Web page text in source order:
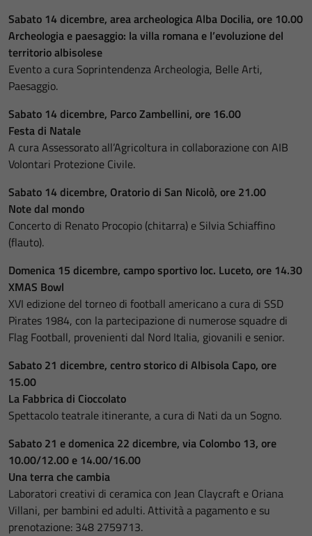
Sabato 14 dicembre, area archeologica Alba Docilia, ore 10.00
Archeologia e paesaggio: la villa romana e l’evoluzione del
territorio albisolese
Evento a cura Soprintendenza Archeologia, Belle Arti,
Paesaggio.
Sabato 14 dicembre, Parco Zambellini, ore 16.00
Festa di Natale
A cura Assessorato all’Agricoltura in collaborazione con AIB
Volontari Protezione Civile.
Sabato 14 dicembre, Oratorio di San Nicolò, ore 21.00
Note dal mondo
Concerto di Renato Procopio (chitarra) e Silvia Schiaffino
(flauto).
Domenica 15 dicembre, campo sportivo loc. Luceto, ore 14.30
XMAS Bowl
XVI edizione del torneo di football americano a cura di SSD
Pirates 1984, con la partecipazione di numerose squadre di
Flag Football, provenienti dal Nord Italia, giovanili e senior.
Sabato 21 dicembre, centro storico di Albisola Capo, ore
15.00
La Fabbrica di Cioccolato
Spettacolo teatrale itinerante, a cura di Nati da un Sogno.
Sabato 21 e domenica 22 dicembre, via Colombo 13, ore
10.00/12.00 e 14.00/16.00
Una terra che cambia
Laboratori creativi di ceramica con Jean Claycraft e Oriana
Villani, per bambini ed adulti. Attività a pagamento e su
prenotazione: 348 2759713.